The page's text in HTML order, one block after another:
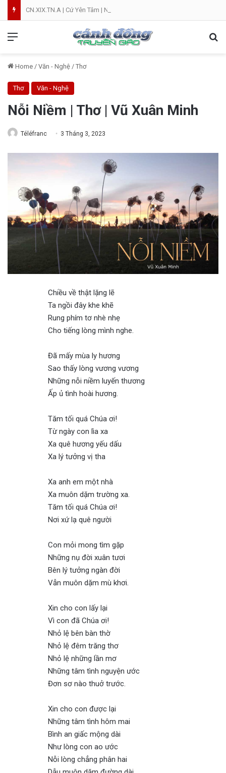
CN.XIX.TN.A | Cứ Yên Tâm | NVT
Home / Văn - Nghệ / Thơ
Thơ Văn - Nghệ
Nỗi Niềm | Thơ | Vũ Xuân Minh
Téléfranc 3 Tháng 3, 2023
Chiều về thật lặng lẽ
Ta ngồi đây khe khẽ
Rung phím tơ nhè nhẹ
Cho tiếng lòng mình nghe.
Đã mấy mùa ly hương
Sao thấy lòng vương vương
Những nỗi niềm luyến thương
Ấp ủ tình hoài hương.
Tăm tối quá Chúa ơi!
Từ ngày con lìa xa
Xa quê hương yếu dấu
Xa lý tưởng vị tha
Xa anh em một nhà
Xa muôn dặm trường xa.
Tăm tối quá Chúa ơi!
Nơi xứ lạ quê người
Con mỏi mong tìm gặp
Những nụ đời xuân tươi
Bên lý tưởng ngàn đời
Vẫn muôn dặm mù khơi.
Xin cho con lấy lại
Vì con đã Chúa ơi!
Nhỏ lệ bên bàn thờ
Nhỏ lệ đêm trăng thơ
Nhỏ lệ những lần mơ
Những tâm tình nguyện ước
Đơn sơ nào thuở trước.
Xin cho con được lại
Những tâm tình hôm mai
Bình an giấc mộng dài
Như lòng con ao ước
Nỗi lòng chẳng phân hai